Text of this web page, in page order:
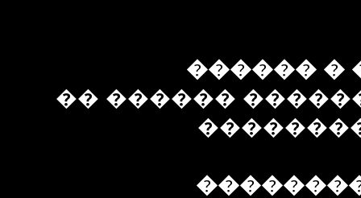
������ �
�� ������